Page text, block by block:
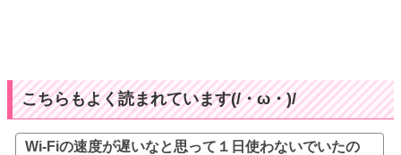
こちらもよく読まれています(/・ω・)/
Wi-Fiの速度が遅いなと思って１日使わないでいたの